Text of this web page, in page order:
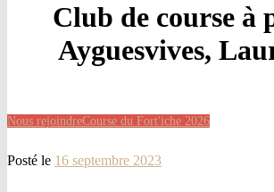
Club de course à
Ayguesvives,
Nous rejoindreCourse du Fort'iche 2026
Posté le 16 septembre 2023